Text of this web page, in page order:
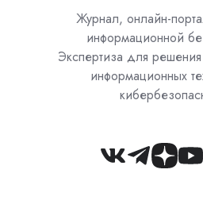
Журнал, онлайн-
информационной
Экспертиза для
информационных